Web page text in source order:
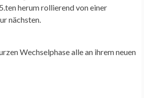
herum rollierend von einer
nächsten.
Wechselphase alle an ihrem neuen